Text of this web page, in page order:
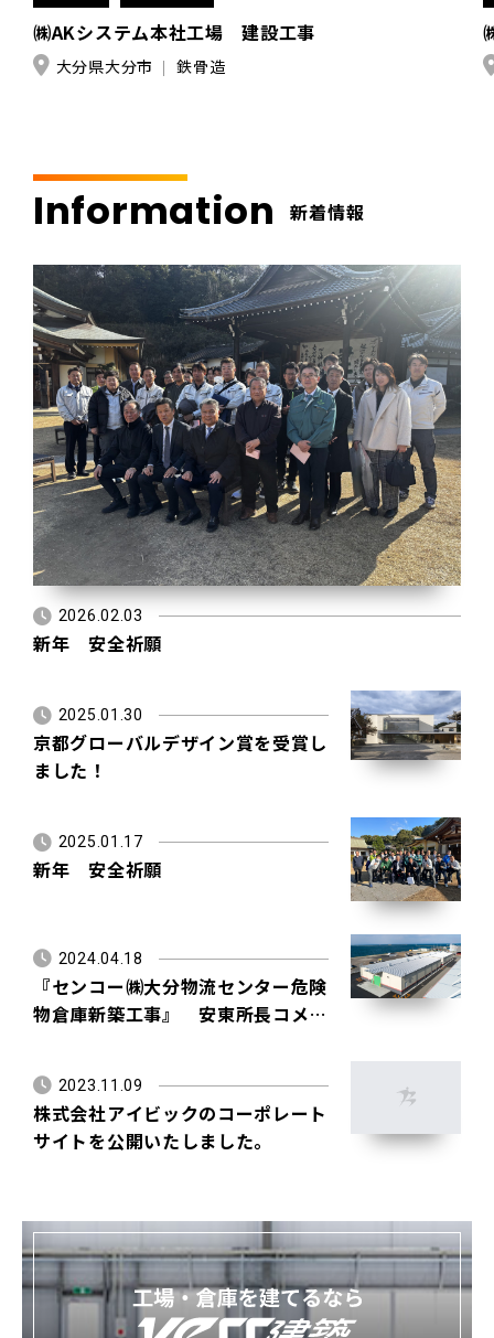
㈱AKシステム本社工場 建設工事
大分県大分市 鉄骨造
Information 新着情報
2026.02.03
新年 安全祈願
2025.01.30
京都グローバルデザイン賞を受賞し
ました！
2025.01.17
新年 安全祈願
2024.04.18
『センコー㈱大分物流センター危険
物倉庫新築工事』 安東所長コメン
2023.11.09
株式会社アイビックのコーポレート
サイトを公開いたしました。